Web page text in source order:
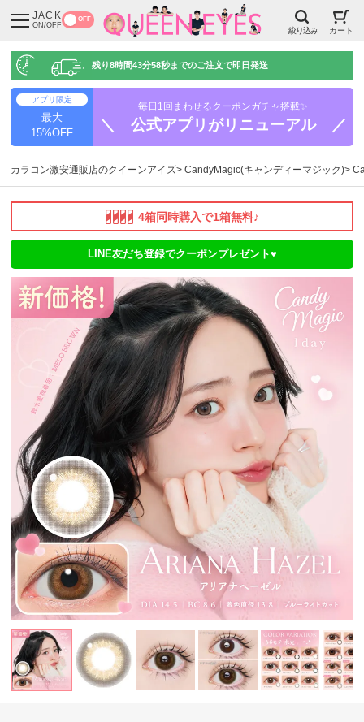
JACK
ON/OFF
OFF
絞り込み カート
残り8時間43分57秒までのご注文で即日発送
アプリ限定
最大
15%OFF
毎日1回まわせるクーポンガチャ搭載✨
＼ 公式アプリがリニューアル ／
カラコン激安通販店のクイーンアイズ CandyMagic(キャンディーマジック)
4箱同時購入で1箱無料♪
LINE友だち登録でクーポンプレゼント♥